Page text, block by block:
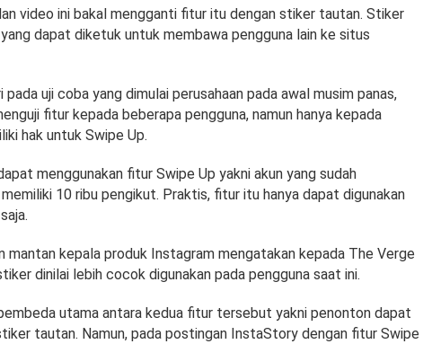
video ini bakal mengganti fitur itu dengan stiker tautan. Stiker
dapat diketuk untuk membawa pengguna lain ke situs
uji coba yang dimulai perusahaan pada awal musim panas,
fitur kepada beberapa pengguna, namun hanya kepada
hak untuk Swipe Up.
menggunakan fitur Swipe Up yakni akun yang sudah
10 ribu pengikut. Praktis, fitur itu hanya dapat digunakan
mantan kepala produk Instagram mengatakan kepada The Verge
dinilai lebih cocok digunakan pada pengguna saat ini.
utama antara kedua fitur tersebut yakni penonton dapat
tautan. Namun, pada postingan InstaStory dengan fitur Swipe